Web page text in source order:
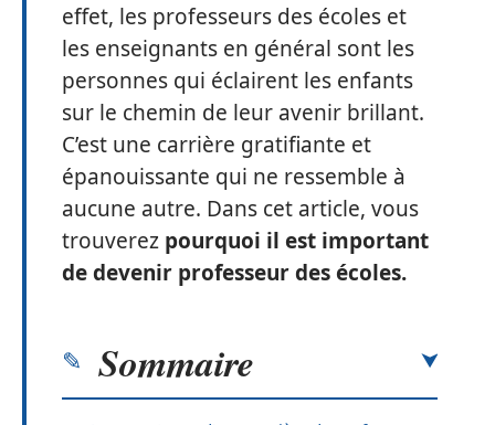
effet, les professeurs des écoles et
les enseignants en général sont les
personnes qui éclairent les enfants
sur le chemin de leur avenir brillant.
C’est une carrière gratifiante et
épanouissante qui ne ressemble à
aucune autre. Dans cet article, vous
trouverez pourquoi il est important
de devenir professeur des écoles.
Sommaire